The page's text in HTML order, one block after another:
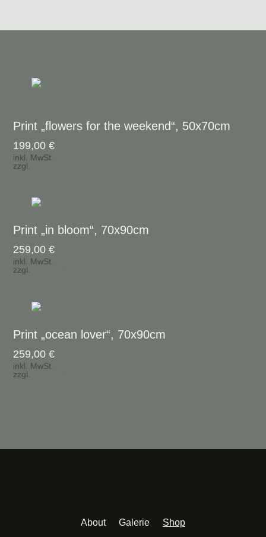
Print „flowers for the weekend“, 50x70cm
199,00€
inkl. MwSt.
zzgl.
Print „in bloom“, 70x90cm
259,00€
inkl. MwSt.
zzgl.
Print „ocean lover“, 70x90cm
259,00€
inkl. MwSt.
zzgl.
About Galerie Shop